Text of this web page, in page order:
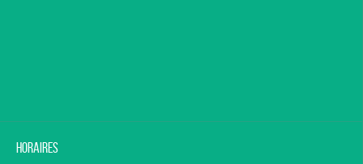
Horaires